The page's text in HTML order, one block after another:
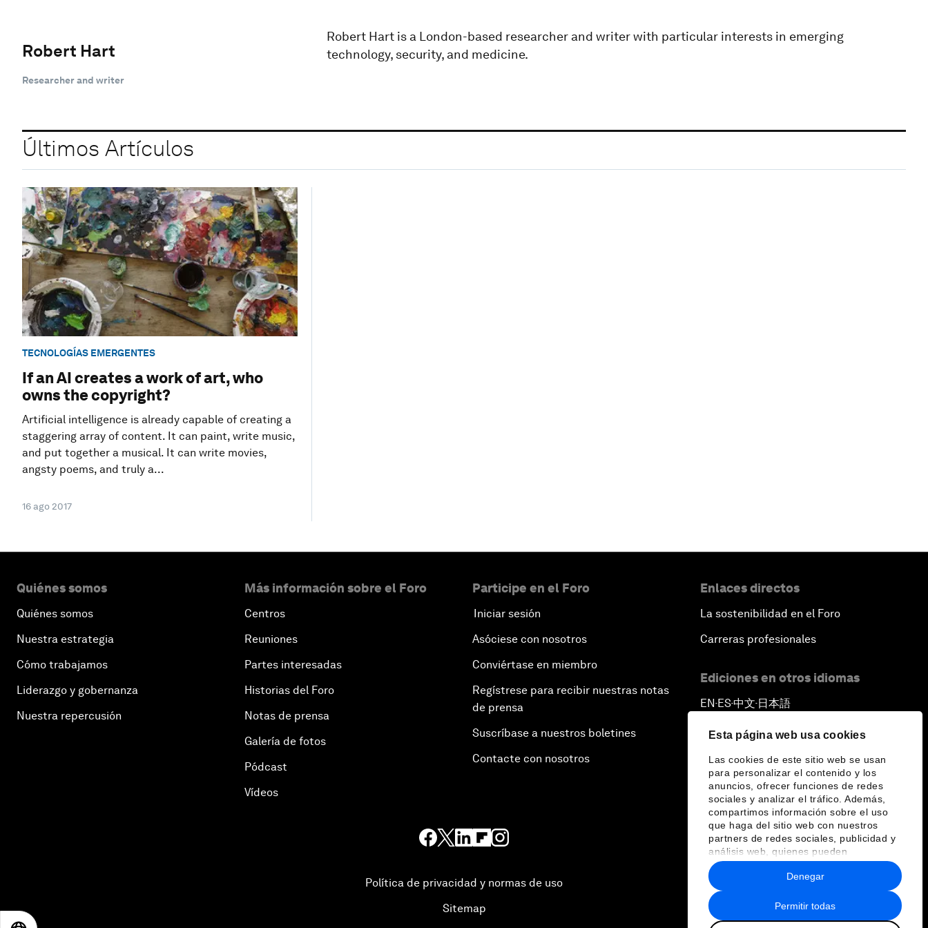
Esta página web usa cookies
Las cookies de este sitio web se usan
para personalizar el contenido y los
anuncios, ofrecer funciones de redes
sociales y analizar el tráfico. Además,
compartimos información sobre el uso
que haga del sitio web con nuestros
partners de redes sociales, publicidad y
análisis web, quienes pueden
combinarla con otra información que les
haya proporcionado o que hayan
recopilado a partir del uso que haya
hecho de sus servicios.
Permitir todas
Denegar
Robert Hart
Researcher and writer
Robert Hart is a London-based researcher and writer with particular interests in emerging
technology, security, and medicine.
Últimos Artículos
TECNOLOGÍAS EMERGENTES
If an AI creates a work of art, who
owns the copyright?
Artificial intelligence is already capable of creating a
staggering array of content. It can paint, write music,
and put together a musical. It can write movies,
angsty poems, and truly a...
16 ago 2017
Quiénes somos
Quiénes somos
Nuestra estrategia
Cómo trabajamos
Liderazgo y gobernanza
Nuestra repercusión
Más información sobre el Foro
Centros
Reuniones
Partes interesadas
Historias del Foro
Notas de prensa
Galería de fotos
Pódcast
Vídeos
Participe en el Foro
Iniciar sesión
Asóciese con nosotros
Conviértase en miembro
Regístrese para recibir nuestras notas
de prensa
Suscríbase a nuestros boletines
Contacte con nosotros
Enlaces directos
La sostenibilidad en el Foro
Carreras profesionales
Ediciones en otros idiomas
EN ▪ ES▪中文▪ 日本語
Política de privacidad y normas de uso
Sitemap